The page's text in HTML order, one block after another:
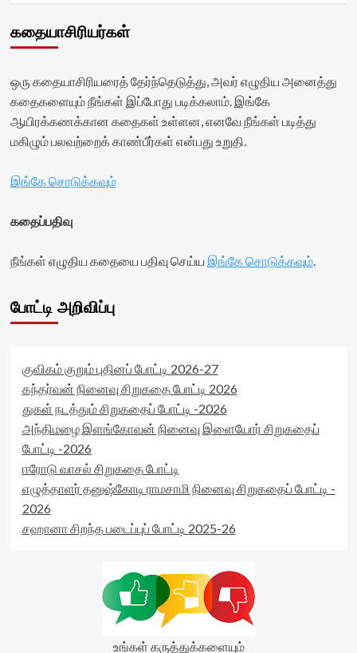
கதையாசிரியர்கள்
ஒரு கதையாசிரியரைத் தேர்ந்தெடுத்து, அவர் எழுதிய அனைத்து
கதைகளையும் நீங்கள் இப்போது படிக்கலாம். இங்கே
ஆயிரக்கணக்கான கதைகள் உள்ளன, எனவே நீங்கள் படித்து
மகிழும் பலவற்றைக் காண்பீர்கள் என்பது உறுதி.
இங்கே சொடுக்கவும்
கதைப்பதிவு
நீங்கள் எழுதிய கதையை பதிவு செய்ய இங்கே சொடுக்கவும்.
போட்டி அறிவிப்பு
குவிகம் குறும் புதினப் போட்டி 2026-27
கந்தர்வன் நினைவு சிறுகதை போட்டி 2026
துகள் நடத்தும் சிறுகதைப் போட்டி -2026
அந்திமழை இளங்கோவன் நினைவு இளையோர் சிறுகதைப்
போட்டி -2026
ஈரோடு வாசல் சிறுகதை போட்டி
எழுத்தாளர் தனுஷ்கோடி ராமசாமி நினைவு சிறுகதைப் போட்டி -
2026
சஹானா சிறந்த படைப்புப் போட்டி 2025-26
உங்கள் கருத்துக்களையும்